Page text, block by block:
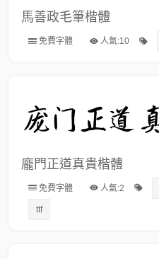
馬善政毛筆楷體
免費字體 人氣:10
龐門正道真貴楷體
免費字體 人氣:2
ttf